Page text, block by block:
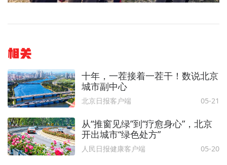
相关
十年，一茬接着一茬干！数说北京
城市副中心
北京日报客户端 05-21
从“推窗见绿”到“疗愈身心”，北京
开出城市“绿色处方”
人民日报健康客户端 05-20